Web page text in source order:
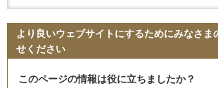
より良いウェブサイトにするためにみなさま
せください
このページの情報は役に立ちましたか？